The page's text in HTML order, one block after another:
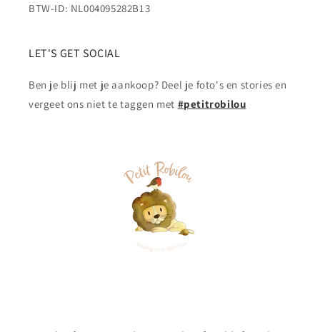
BTW-ID: NL004095282B13
LET'S GET SOCIAL
Ben je blij met je aankoop? Deel je foto's en stories en
vergeet ons niet te taggen met #petitrobilou